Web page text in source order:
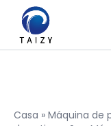
Casa » Máquina de